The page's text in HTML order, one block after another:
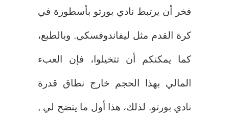
فخر أن يرتبط نادي بورتو بأسطورة في
كرة القدم مثل ليفاندوفسكي. وبالطبع،
كما يمكنكم أن تتخيلوا، فإن العبء
المالي بهذا الحجم خارج نطاق قدرة
نادي بورتو. لذلك، هذا أول ما يتضح لي ,